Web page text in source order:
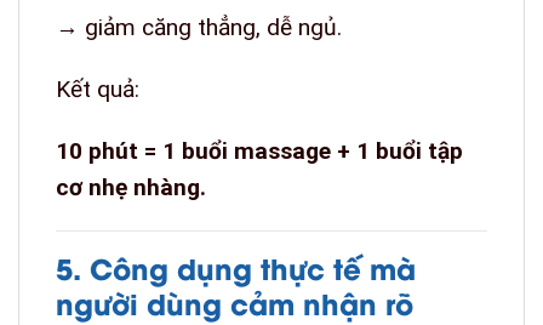
→ giảm căng thẳng, dễ ngủ.
Kết quả:
10 phút = 1 buổi massage + 1 buổi tập
cơ nhẹ nhàng.
5. Công dụng thực tế mà
người dùng cảm nhận rõ